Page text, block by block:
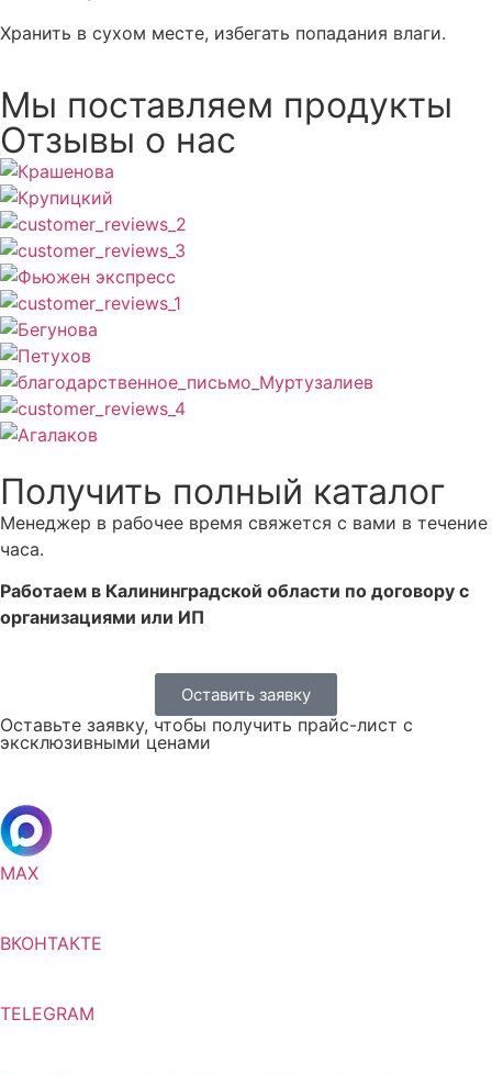
Хранить в сухом месте, избегать попадания влаги.
Мы поставляем продукты
Отзывы о нас
Получить полный каталог
Менеджер в рабочее время свяжется с вами в течение
часа.
Работаем в Калининградской области по договору с
организациями или ИП
Оставить заявку
Оставьте заявку, чтобы получить прайс-лист с
эксклюзивными ценами
MAX
ВКОНТАКТЕ
TELEGRAM